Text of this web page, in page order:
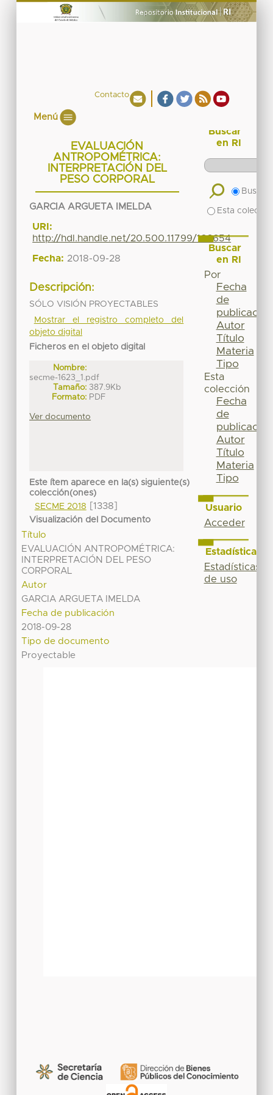
Contacto
Menú
EVALUACIÓN
ANTROPOMÉTRICA:
INTERPRETACIÓN DEL
PESO CORPORAL
GARCIA ARGUETA IMELDA
URI:
http://hdl.handle.net/20.500.11799/103654
Fecha: 2018-09-28
Descripción:
SÓLO VISIÓN PROYECTABLES
Mostrar el registro completo del
objeto digital
Ficheros en el objeto digital
Nombre:
secme-1623_1.pdf
Tamaño: 387.9Kb
Formato: PDF
Ver documento
Este ítem aparece en la(s) siguiente(s)
colección(ones)
SECME 2018
[1338]
Visualización del Documento
Título
EVALUACIÓN ANTROPOMÉTRICA:
INTERPRETACIÓN DEL PESO
CORPORAL
Autor
GARCIA ARGUETA IMELDA
Fecha de publicación
2018-09-28
Tipo de documento
Proyectable
Buscar
en RI
Buscar
Esta
Buscar
en RI
Por
Fecha
de
publicación
Autor
Título
Materia
Tipo
Esta
colección
Fecha
de
publicación
Autor
Título
Materia
Tipo
Usuario
Acceder
Estadísticas
Estadísticas
de uso